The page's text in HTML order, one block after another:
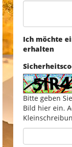
Ich möchte
erhalten
Bitte geben
Bild hier ein.